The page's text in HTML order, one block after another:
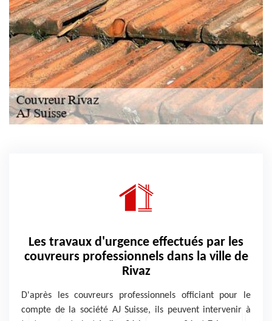
Les travaux d'urgence effectués par les
couvreurs professionnels dans la ville de
Rivaz
D'après les couvreurs professionnels officiant pour le
compte de la société AJ Suisse, ils peuvent intervenir à